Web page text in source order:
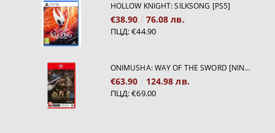
HOLLOW KNIGHT: SILKSONG [PS5]
€38.90 76.08 лв.
ПЦД:€44.90
ONIMUSHA: WAY OF THE SWORD [NINTENDO SWITCH 2]
€63.90 124.98 лв.
ПЦД:€69.00